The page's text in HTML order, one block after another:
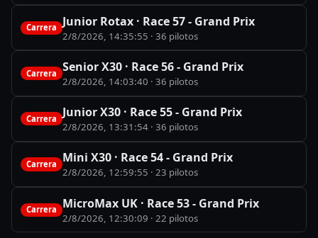
Carrera Junior Rotax · Race 57 - Grand Prix
2/8/2026, 14:35:55 · 36 pilotos
Carrera Senior X30 · Race 56 - Grand Prix
2/8/2026, 14:03:40 · 36 pilotos
Carrera Junior X30 · Race 55 - Grand Prix
2/8/2026, 13:31:54 · 36 pilotos
Carrera Mini X30 · Race 54 - Grand Prix
2/8/2026, 12:59:55 · 23 pilotos
Carrera MicroMax UK · Race 53 - Grand Prix
2/8/2026, 12:30:09 · 22 pilotos